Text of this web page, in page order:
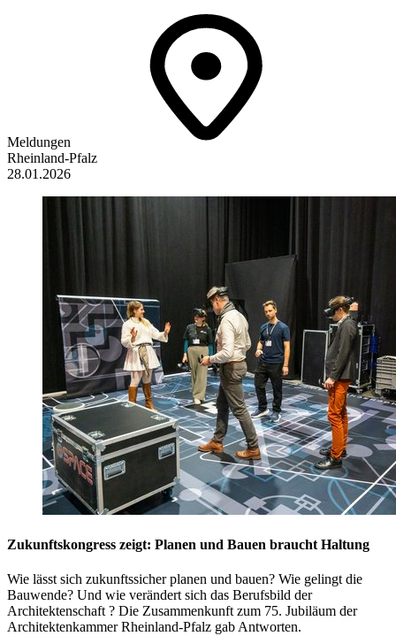
Meldungen
Rheinland-Pfalz
28.01.2026
Zukunftskongress zeigt: Planen und Bauen braucht Haltung
Wie lässt sich zukunftssicher planen und bauen? Wie gelingt die
Bauwende? Und wie verändert sich das Berufsbild der
Architektenschaft ? Die Zusammenkunft zum 75. Jubiläum der
Architektenkammer Rheinland-Pfalz gab Antworten.